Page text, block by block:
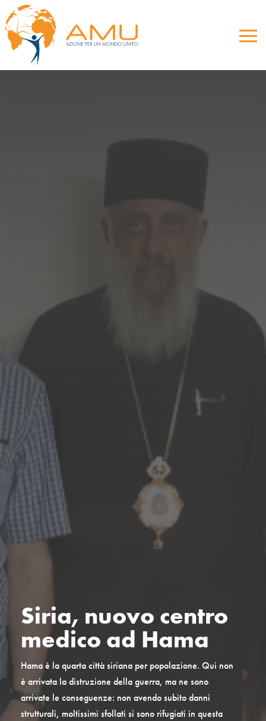
Siria, nuovo centro
medico ad Hama
Hama è la quarta città siriana per popolazione. Qui non
è arrivata la distruzione della guerra, ma ne sono
arrivate le conseguenze: non avendo subito danni
strutturali, moltissimi sfollati si sono rifugiati in questa